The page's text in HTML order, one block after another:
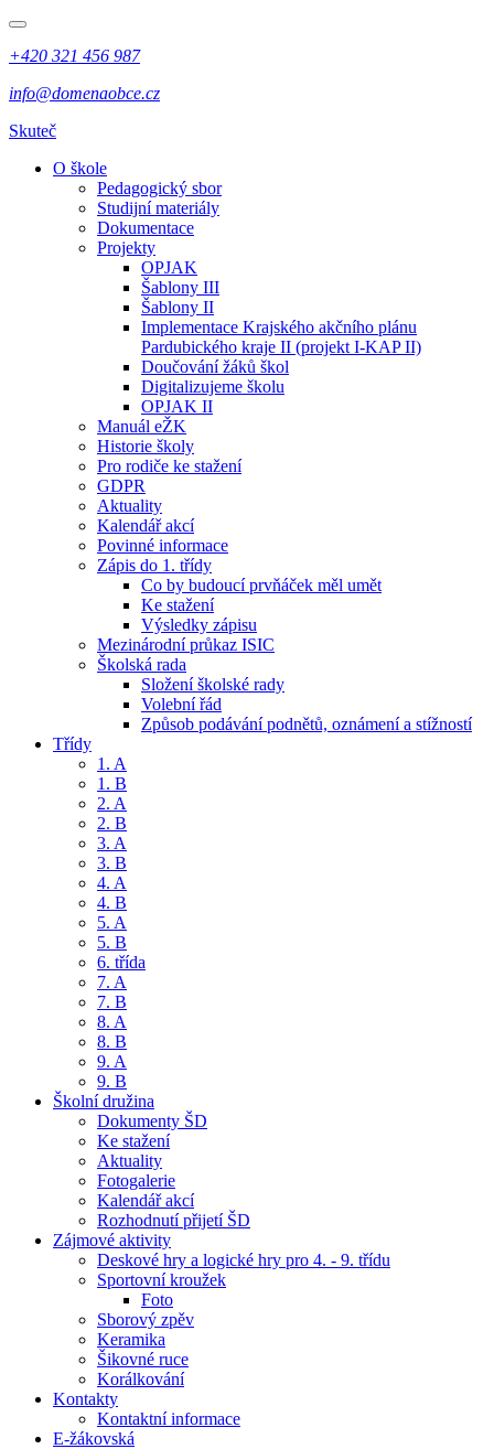
+420 321 456 987
info@domenaobce.cz
Skuteč
O škole
Pedagogický sbor
Studijní materiály
Dokumentace
Projekty
OPJAK
Šablony III
Šablony II
Implementace Krajského akčního plánu
Pardubického kraje II (projekt I-KAP II)
Doučování žáků škol
Digitalizujeme školu
OPJAK II
Manuál eŽK
Historie školy
Pro rodiče ke stažení
GDPR
Aktuality
Kalendář akcí
Povinné informace
Zápis do 1. třídy
Co by budoucí prvňáček měl umět
Ke stažení
Výsledky zápisu
Mezinárodní průkaz ISIC
Školská rada
Složení školské rady
Volební řád
Způsob podávání podnětů, oznámení a stížností
Třídy
1. A
1. B
2. A
2. B
3. A
3. B
4. A
4. B
5. A
5. B
6. třída
7. A
7. B
8. A
8. B
9. A
9. B
Školní družina
Dokumenty ŠD
Ke stažení
Aktuality
Fotogalerie
Kalendář akcí
Rozhodnutí přijetí ŠD
Zájmové aktivity
Deskové hry a logické hry pro 4. - 9. třídu
Sportovní kroužek
Foto
Sborový zpěv
Keramika
Šikovné ruce
Korálkování
Kontakty
Kontaktní informace
E-žákovská